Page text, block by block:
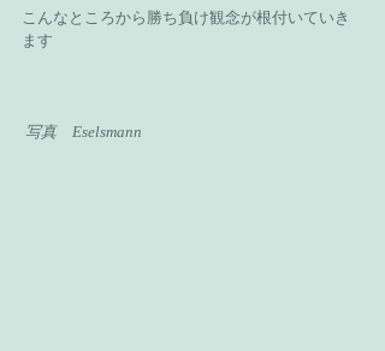
こんなところから勝ち負け観念が根付いていき
ます
写真　Eselsmann